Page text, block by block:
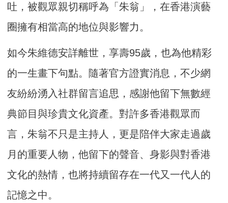
吐，被觀眾親切稱呼為「朱翁」，在香港演藝
圈擁有相當高的地位與影響力。
如今朱維德安詳離世，享壽95歲，也為他精彩
的一生畫下句點。隨著官方證實消息，不少網
友紛紛湧入社群留言追思，感謝他留下無數經
典節目與珍貴文化資產。對許多香港觀眾而
言，朱翁不只是主持人，更是陪伴大家走過歲
月的重要人物，他留下的聲音、身影與對香港
文化的熱情，也將持續留存在一代又一代人的
記憶之中。